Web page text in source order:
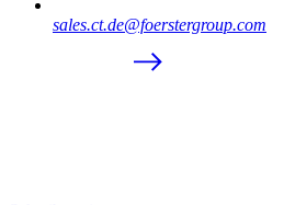
sales.ct.de@foerstergroup.com